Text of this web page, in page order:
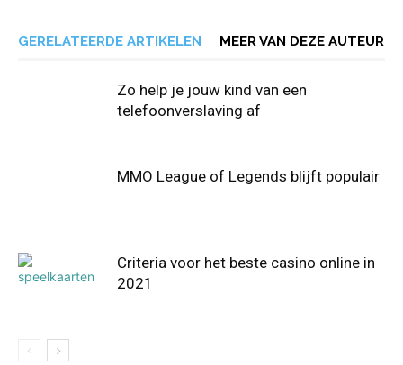
GERELATEERDE ARTIKELEN MEER VAN DEZE AUTEUR
Zo help je jouw kind van een
telefoonverslaving af
MMO League of Legends blijft populair
Criteria voor het beste casino online in
2021